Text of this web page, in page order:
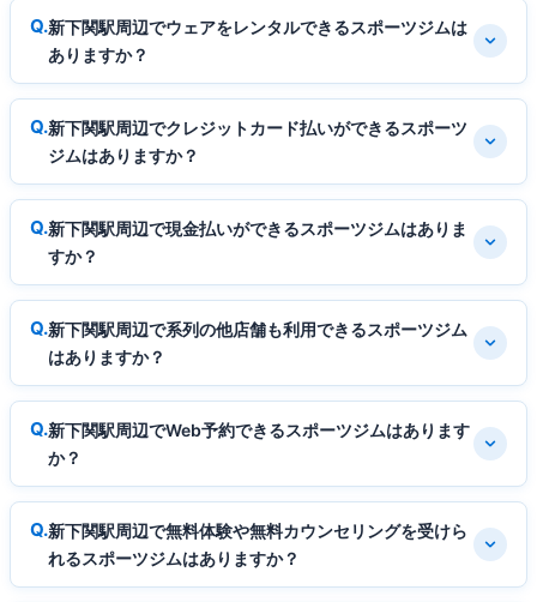
新下関駅周辺でウェアをレンタルできるスポーツジムは
ありますか？
新下関駅周辺でクレジットカード払いができるスポーツ
ジムはありますか？
新下関駅周辺で現金払いができるスポーツジムはありま
すか？
新下関駅周辺で系列の他店舗も利用できるスポーツジム
はありますか？
新下関駅周辺でWeb予約できるスポーツジムはあります
か？
新下関駅周辺で無料体験や無料カウンセリングを受けら
れるスポーツジムはありますか？